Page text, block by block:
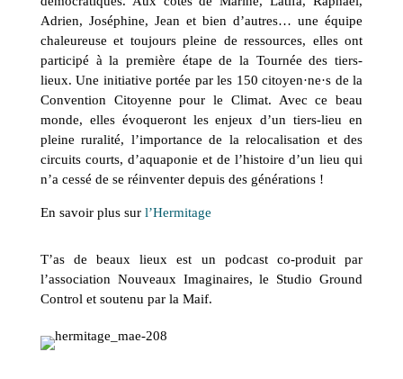
Adrien, Joséphine, Jean et bien d’autres… une équipe
chaleureuse et toujours pleine de ressources, elles ont
participé à la première étape de la Tournée des tiers-
lieux. Une initiative portée par les 150 citoyen·ne·s de la
Convention Citoyenne pour le Climat. Avec ce beau
monde, elles évoqueront les enjeux d’un tiers-lieu en
pleine ruralité, l’importance de la relocalisation et des
circuits courts, d’aquaponie et de l’histoire d’un lieu qui
n’a cessé de se réinventer depuis des générations !
En savoir plus sur l’Hermitage
T’as de beaux lieux est un podcast co-produit par
l’association Nouveaux Imaginaires, le Studio Ground
Control et soutenu par la Maif.